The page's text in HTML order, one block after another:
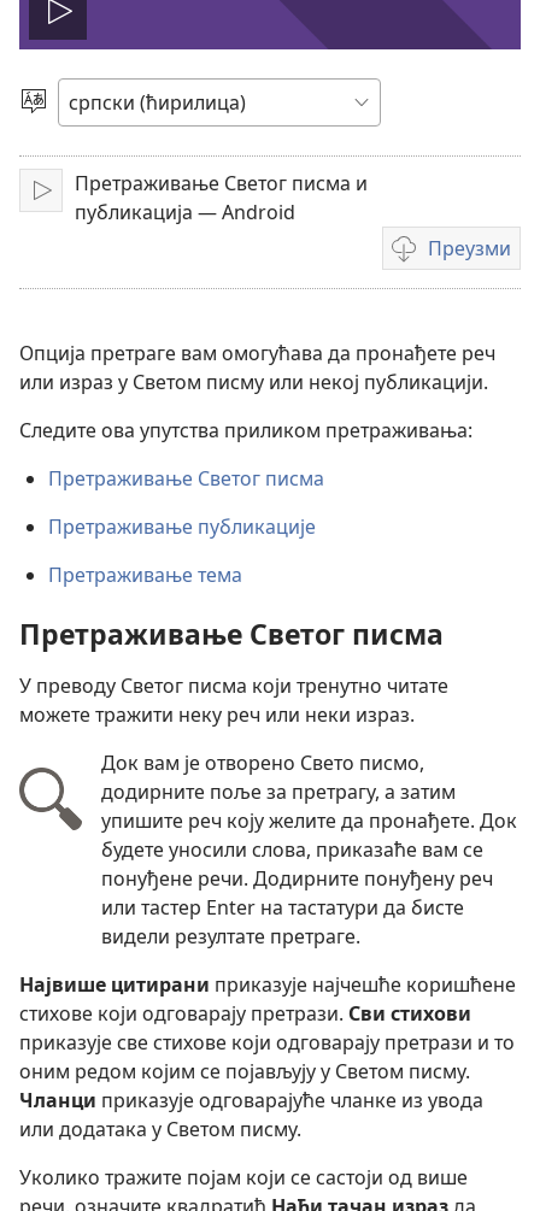
Покрени
филм
Изаберите
језик
Покрени
Претраживање Светог писма и
публикација — Android
Преузми
Формати
за
видео-
садржаја
Опција претраге вам омогућава да пронађете реч
или израз у Светом писму или некој публикацији.
Следите ова упутства приликом претраживања:
Претраживање Светог писма
Претраживање публикације
Претраживање тема
Претраживање Светог писма
У преводу Светог писма који тренутно читате
можете тражити неку реч или неки израз.
Док вам је отворено Свето писмо,
додирните поље за претрагу, а затим
упишите реч коју желите да пронађете. Док
будете уносили слова, приказаће вам се
понуђене речи. Додирните понуђену реч
или тастер Enter на тастатури да бисте
видели резултате претраге.
Највише цитирани приказује најчешће коришћене
стихове који одговарају претрази. Сви стихови
приказује све стихове који одговарају претрази и то
оним редом којим се појављују у Светом писму.
Чланци приказује одговарајуће чланке из увода
или додатака у Светом писму.
Уколико тражите појам који се састоји од више